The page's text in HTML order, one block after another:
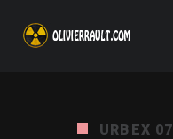
URBEX 07